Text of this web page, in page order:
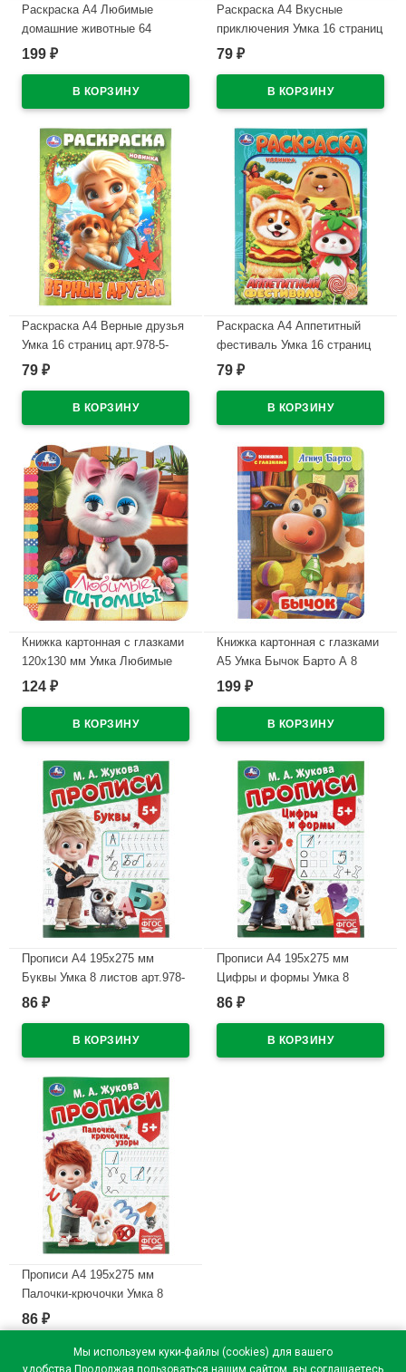
Мы используем куки-файлы (cookies) для вашего
удобства.Продолжая пользоваться нашим сайтом, вы соглашаетесь
Раскраска А4 Любимые
домашние животные 64
картинки Умка 64 страницы
199 ₽
Раскраска А4 Вкусные
приключения Умка 16 страниц
арт.978-5-506-11517-5
79 ₽
Раскраска А4 Верные друзья
Умка 16 страниц арт.978-5-
506-11527-4
79 ₽
Раскраска А4 Аппетитный
фестиваль Умка 16 страниц
арт.978-5-506-11516-8
79 ₽
Книжка картонная с глазками
120х130 мм Умка Любимые
питомцы 8 стр арт.978-5-506-
124 ₽
Книжка картонная с глазками
А5 Умка Бычок Барто А 8
страниц арт.978-5-506-11253-2
199 ₽
Прописи А4 195х275 мм
Буквы Умка 8 листов арт.978-
5-506-11504-5
86 ₽
Прописи А4 195х275 мм
Цифры и формы Умка 8
листов арт.978-5-506-11502-1
86 ₽
Прописи А4 195х275 мм
Палочки-крючочки Умка 8
листов арт.978-5-506-11503-8
В наличии
86 ₽